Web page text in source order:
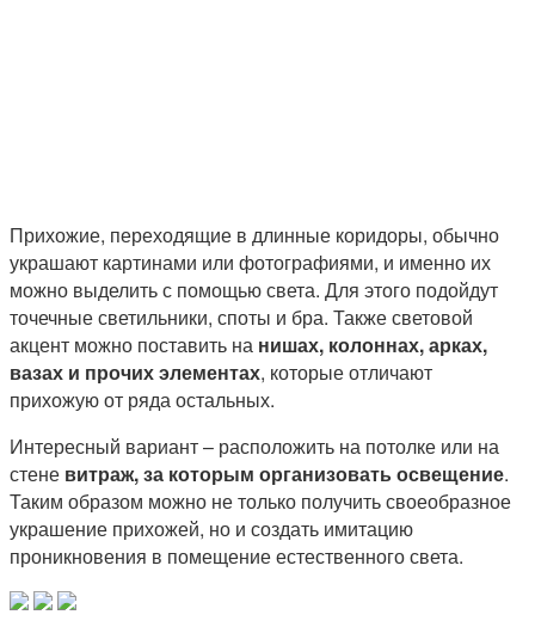
Прихожие, переходящие в длинные коридоры, обычно
украшают картинами или фотографиями, и именно их
можно выделить с помощью света. Для этого подойдут
точечные светильники, споты и бра. Также световой
акцент можно поставить на нишах, колоннах, арках,
вазах и прочих элементах, которые отличают
прихожую от ряда остальных.
Интересный вариант – расположить на потолке или на
стене витраж, за которым организовать освещение.
Таким образом можно не только получить своеобразное
украшение прихожей, но и создать имитацию
проникновения в помещение естественного света.